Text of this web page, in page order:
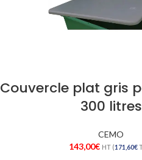
Couvercle plat gris
300 litres
CEMO
143,00€ HT (171,60€